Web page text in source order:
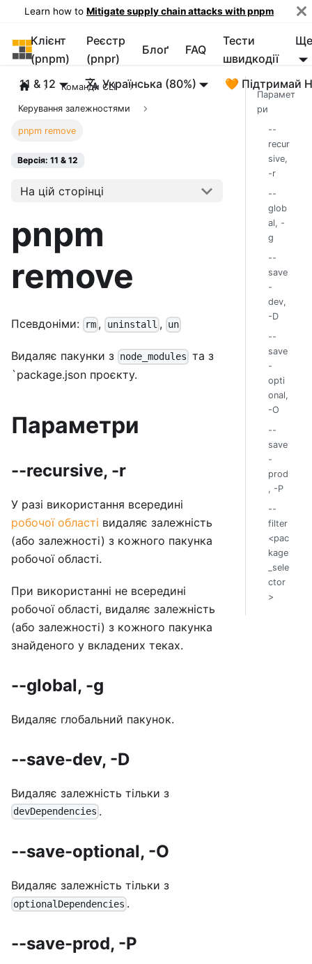
Learn how to Mitigate supply chain attacks with pnpm
pnpm
Клієнт
(pnpm)
Реєстр
(pnpr)
Блоґ FAQ
Тести
швидкодії
Ще
11 & 12 Українська (80%) 🧡 Підтримай
Команди CLI
Керування залежностями
pnpm remove
Версія: 11 & 12
На цій сторінці
pnpm
remove
Псевдоніми: rm , uninstall , un
Видаляє пакунки з node_modules та з
`package.json проєкту.
Параметри
--recursive, -r
У разі використання всередині
робочої області видаляє залежність
(або залежності) з кожного пакунка
робочої області.
При використанні не всередині
робочої області, видаляє залежність
(або залежності) з кожного пакунка
знайденого у вкладених теках.
--global, -g
Видаляє глобальний пакунок.
--save-dev, -D
Видаляє залежність тільки з
devDependencies .
--save-optional, -O
Видаляє залежність тільки з
optionalDependencies .
--save-prod, -P
Парамет
ри
--
recur
sive,
-r
--
glob
al, -
g
--
save
-
dev,
-D
--
save
-
opti
onal,
-O
--
save
-
prod
, -P
--
filter
<pac
kage
_sele
ctor
>